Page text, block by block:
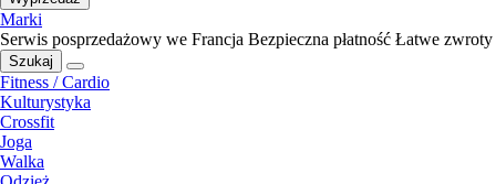
Marki
Serwis posprzedażowy we Francja Bezpieczna płatność Łatwe zwroty
Szukaj
Fitness / Cardio
Kulturystyka
Crossfit
Joga
Walka